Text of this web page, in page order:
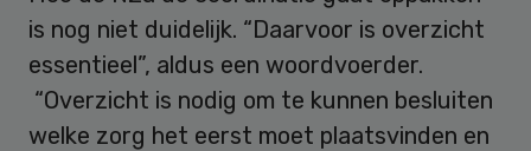
is nog niet duidelijk. “Daarvoor is overzicht
essentieel”, aldus een woordvoerder.
“Overzicht is nodig om te kunnen besluiten
welke zorg het eerst moet plaatsvinden en